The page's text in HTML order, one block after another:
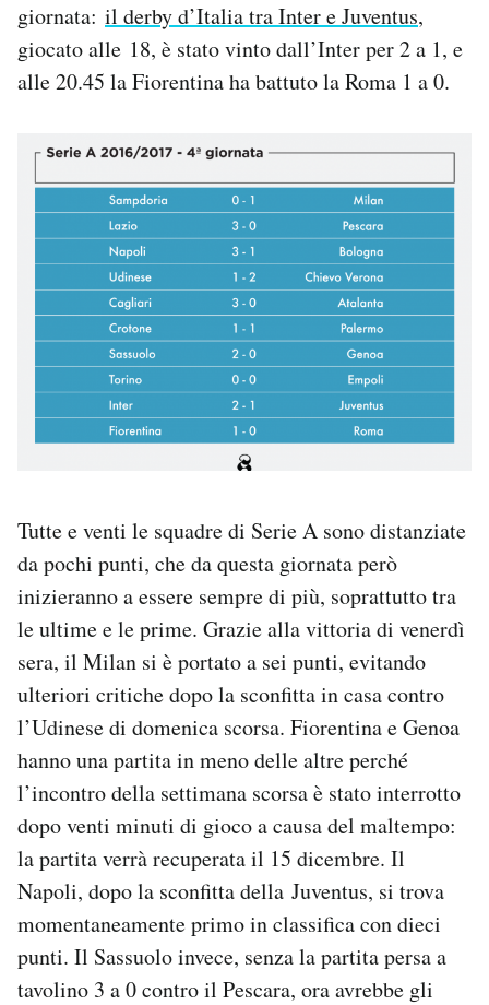
Hai bisogno di aiuto?
giornata: il derby d’Italia tra Inter e Juventus,
giocato alle 18, è stato vinto dall’Inter per 2 a 1, e
alle 20.45 la Fiorentina ha battuto la Roma 1 a 0.
Tutte e venti le squadre di Serie A sono distanziate
da pochi punti, che da questa giornata però
inizieranno a essere sempre di più, soprattutto tra
le ultime e le prime. Grazie alla vittoria di venerdì
sera, il Milan si è portato a sei punti, evitando
ulteriori critiche dopo la sconfitta in casa contro
l’Udinese di domenica scorsa. Fiorentina e Genoa
hanno una partita in meno delle altre perché
l’incontro della settimana scorsa è stato interrotto
dopo venti minuti di gioco a causa del maltempo:
la partita verrà recuperata il 15 dicembre. Il
Napoli, dopo la sconfitta della Juventus, si trova
momentaneamente primo in classifica con dieci
punti. Il Sassuolo invece, senza la partita persa a
tavolino 3 a 0 contro il Pescara, ora avrebbe gli